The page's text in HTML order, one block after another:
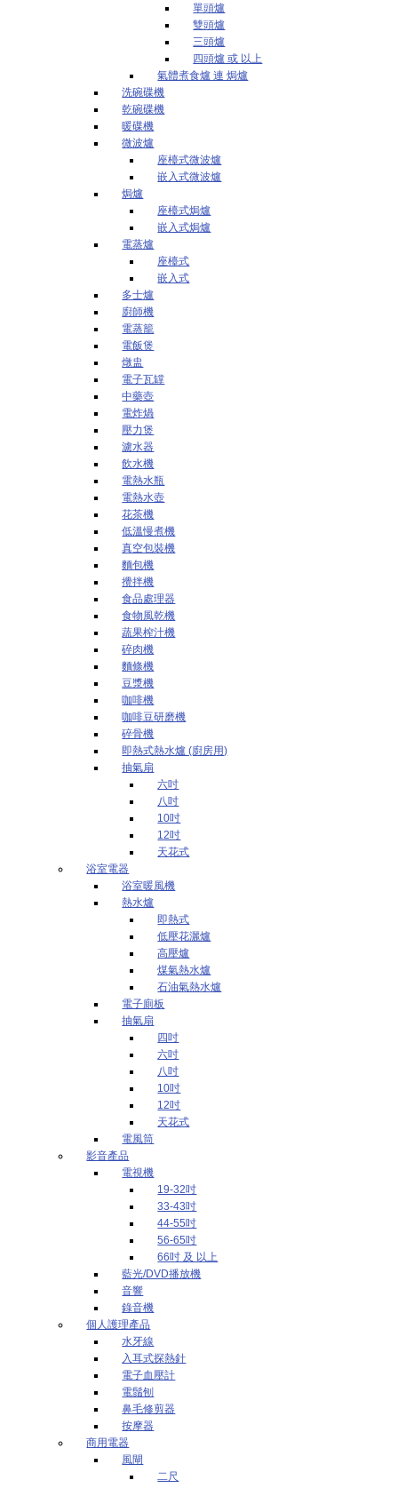
單頭爐
雙頭爐
三頭爐
四頭爐 或 以上
氣體煮食爐 連 焗爐
洗碗碟機
乾碗碟機
暖碟機
微波爐
座檯式微波爐
嵌入式微波爐
焗爐
座檯式焗爐
嵌入式焗爐
電蒸爐
座檯式
嵌入式
多士爐
廚師機
電蒸籠
電飯煲
燉盅
電子瓦罉
中藥壺
電炸煱
壓力煲
濾水器
飲水機
電熱水瓶
電熱水壺
花茶機
低溫慢煮機
真空包裝機
麵包機
攪拌機
食品處理器
食物風乾機
蔬果榨汁機
碎肉機
麵條機
豆漿機
咖啡機
咖啡豆研磨機
碎骨機
即熱式熱水爐 (廚房用)
抽氣扇
六吋
八吋
10吋
12吋
天花式
浴室電器
浴室暖風機
熱水爐
即熱式
低壓花灑爐
高壓爐
煤氣熱水爐
石油氣熱水爐
電子廁板
抽氣扇
四吋
六吋
八吋
10吋
12吋
天花式
電風筒
影音產品
電視機
19-32吋
33-43吋
44-55吋
56-65吋
66吋 及 以上
藍光/DVD播放機
音響
錄音機
個人護理產品
水牙線
入耳式探熱針
電子血壓計
電鬚刨
鼻毛修剪器
按摩器
商用電器
風閘
二尺